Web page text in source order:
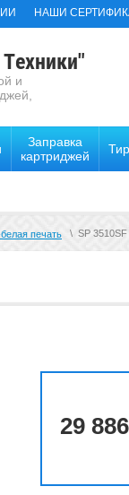
НАШИ
и
Заправка
картриджей
печать \ SP 3510SF
29 886